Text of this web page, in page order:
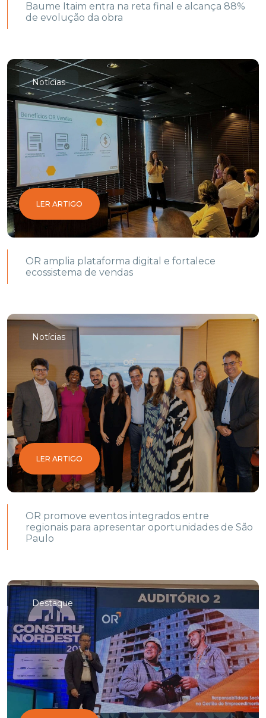
Baume Itaim entra na reta final e alcança 88%
de evolução da obra
Notícias
LER ARTIGO
OR amplia plataforma digital e fortalece
ecossistema de vendas
Notícias
LER ARTIGO
OR promove eventos integrados entre
regionais para apresentar oportunidades de São
Paulo
Destaque